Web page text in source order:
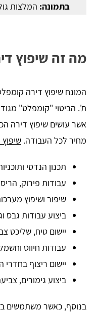
בתמונה: המלצות
מה זה שיפוץ
המונח שיפוץ דירה
ת'. הביטוי "קומפלט"
אשר עושים שיפוץ דירה
מחיר לכל העבודה.
תכנון הנדסי
עבודות פירוק,
שיפור ושיפוץ
ביצוע עבודות גבס
יישום טיח, שליכט
עבודות חיווט
יישום ריצוף בחדרי
ביצוע גימורים,
בנוסף, כאשר משתמשים